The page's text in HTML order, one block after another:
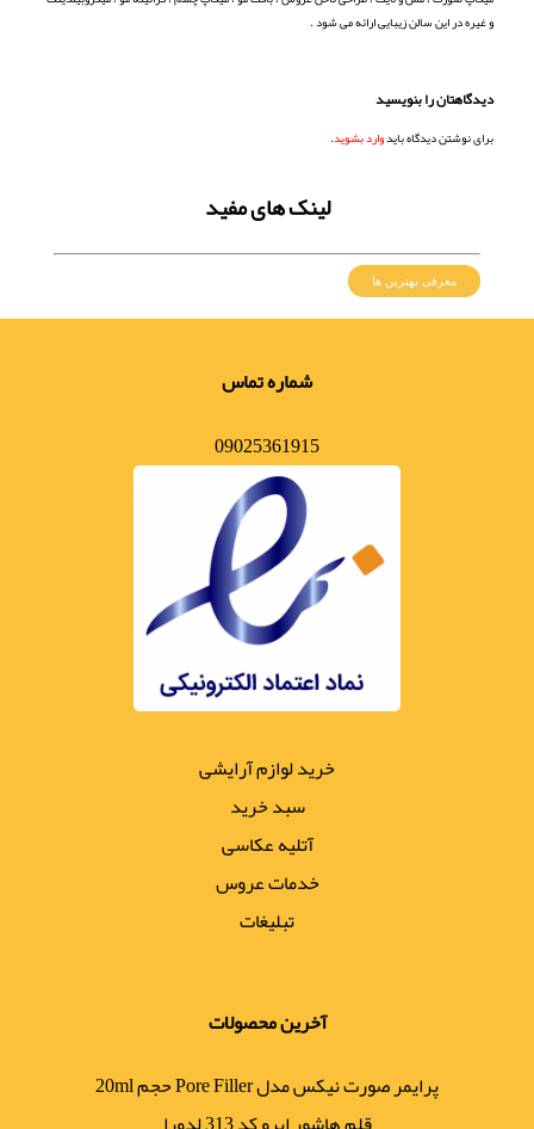
و غیره در این سالن زیبایی ارائه می شود .
دیدگاهتان را بنویسید
برای نوشتن دیدگاه بایدوارد بشوید.
لینک های مفید
معرفی بهترین ها
شماره تماس
09025361915
خرید لوازم آرایشی
سبد خرید
آتلیه عکاسی
خدمات عروس
تبلیغات
آخرین محصولات
پرایمر صورت نیکس مدل Pore Filler حجم 20ml